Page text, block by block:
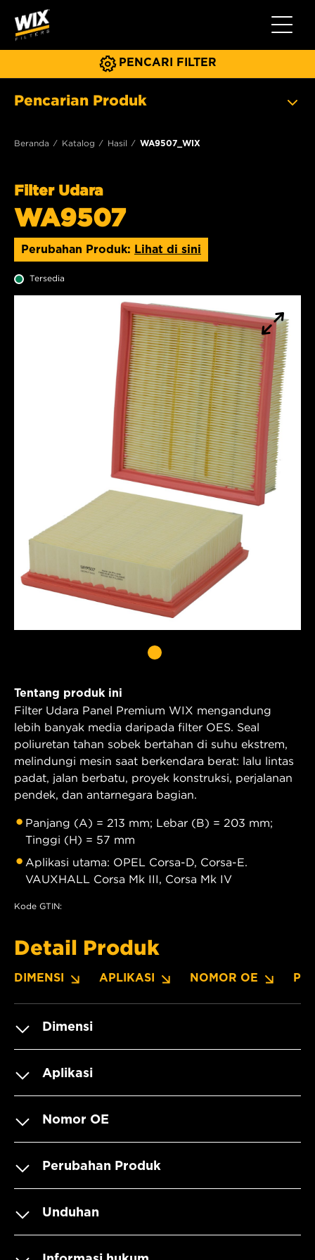
Beralih
PENCARI FILTER
Pencarian Produk
Beranda Katalog Hasil WA9507_WIX
Filter Udara
WA9507
Perubahan Produk: Lihat di sini
Tersedia
Tentang produk ini
Filter Udara Panel Premium WIX mengandung
lebih banyak media daripada filter OES. Seal
poliuretan tahan sobek bertahan di suhu ekstrem,
melindungi mesin saat berkendara berat: lalu lintas
padat, jalan berbatu, proyek konstruksi, perjalanan
pendek, dan antarnegara bagian.
Panjang (A) = 213 mm; Lebar (B) = 203 mm;
Tinggi (H) = 57 mm
Aplikasi utama: OPEL Corsa-D, Corsa-E.
VAUXHALL Corsa Mk III, Corsa Mk IV
Kode GTIN:
Detail Produk
DIMENSI APLIKASI NOMOR OE
Dimensi
Aplikasi
Nomor OE
Perubahan Produk
Unduhan